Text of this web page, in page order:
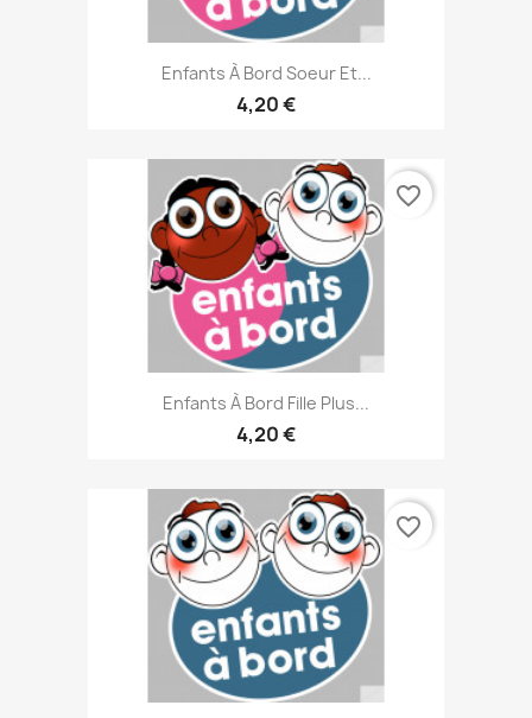
Enfants À Bord Soeur Et...
4,20 €
Enfants À Bord Fille Plus...
4,20 €
favorite_border
favorite_border